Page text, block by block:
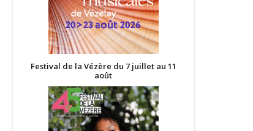
Festival de la Vézère du 7 juillet au 11
août